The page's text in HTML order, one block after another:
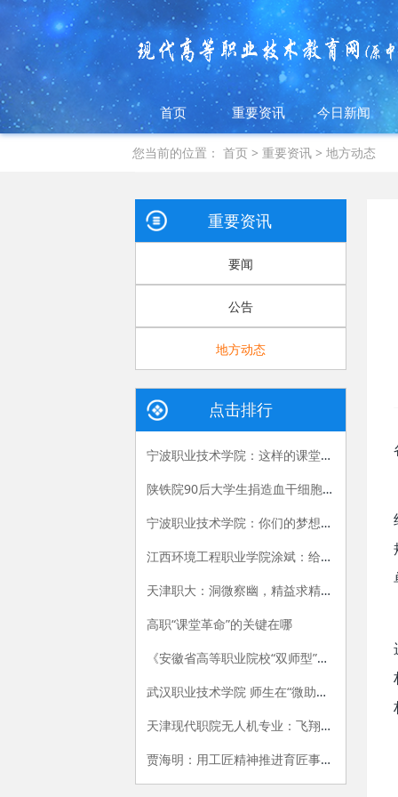
首页 重要资讯 今日新闻
您当前的位置：首页 >重要资讯 >地方动态
重要资讯
要闻
公告
地方动态
点击排行
宁波职业技术学院：这样的课堂，我们喜欢——有效课堂认证侧记
陕铁院90后大学生捐造血干细胞救人 生命接力跨越国界
宁波职业技术学院：你们的梦想我们的责任
江西环境工程职业学院涂斌：给自己布置的特殊作业
天津职大：洞微察幽，精益求精，严把视光人才出口关
高职“课堂革命”的关键在哪
《安徽省高等职业院校“双师型”教师认定办法（试行）》和《安徽省高等职业院校“双师型”教师认定标准（试行）》
武汉职业技术学院 师生在“微助教”平台上共享思政课的乐趣
天津现代职院无人机专业：飞翔，在我手中
贾海明：用工匠精神推进育匠事业创新发展